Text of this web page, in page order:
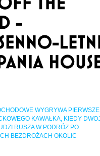
WYGRYWA PIERWSZE
KAWAŁKA, KIEDY
RUSZA W PODRÓŻ PO
BEZDROŻACH OKOLIC